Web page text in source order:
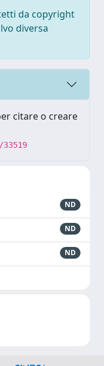
da copyright
diversa
citare o creare
ND
ND
ND